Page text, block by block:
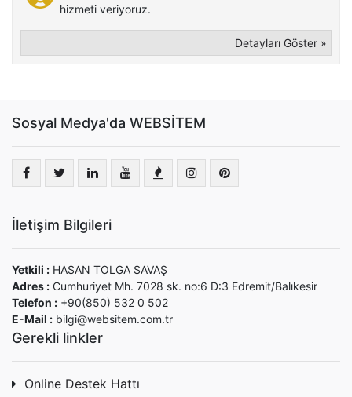
hizmeti veriyoruz.
Detayları Göster »
Sosyal Medya'da WEBSİTEM
İletişim Bilgileri
Yetkili : HASAN TOLGA SAVAŞ
Adres : Cumhuriyet Mh. 7028 sk. no:6 D:3 Edremit/Balıkesir
Telefon : +90(850) 532 0 502
E-Mail : bilgi@websitem.com.tr
Gerekli linkler
Online Destek Hattı